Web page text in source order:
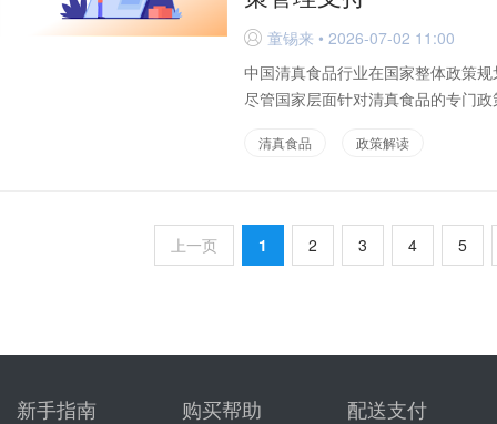
D 童锡来 • 2026-07-02 11:00
中国清真食品行业在国家整体政策
尽管国家层面针对清真食品的专门
清真食品 政策解读
上一页 1 2 3 4 5
新手指南 购买帮助 配送支付